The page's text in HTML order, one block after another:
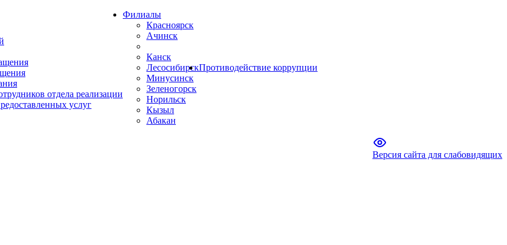
отдела реализации
услуг
Филиалы
Красноярск
Ачинск
Канск
Лесосибирск
Минусинск
Зеленогорск
Норильск
Кызыл
Абакан
Противодействие коррупции
Версия сайта для слабовидящих